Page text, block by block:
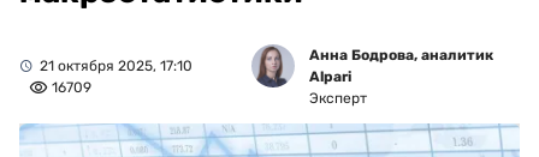
21 октября 2025, 17:10
16709
Анна Бодрова, аналитик
Alpari
Эксперт